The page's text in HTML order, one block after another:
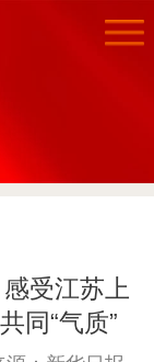
受江苏上
同“气质”